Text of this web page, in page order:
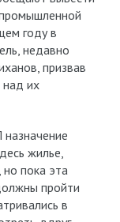
году в
недавно
призвав
над их
жилье,
пока эта
пройти
в